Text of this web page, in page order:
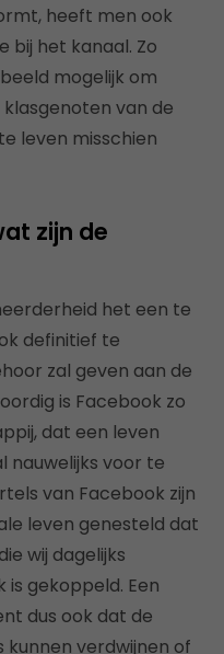
heeft men ook
bij het kanaal. Zo
mogelijk om
van de
leven misschien
zijn de
het een te
definitief te
zal geven aan de
is Facebook zo
dat een leven
nauwelijks voor te
van Facebook zijn
leven genesteld dat
wij dagelijks
gekoppeld. Een
dus ook dat de
verdwijnen of